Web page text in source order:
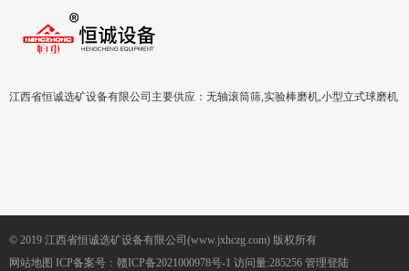
江西省恒诚选矿设备有限公司主要供应：无轴滚筒筛,实验棒磨机,小型立式球磨机
© 2019 江西省恒诚选矿设备有限公司(www.jxhczg.com) 版权所有
网站地图 ICP备案号： 赣ICP备2021000978号-1 访问量:285256 管理登陆